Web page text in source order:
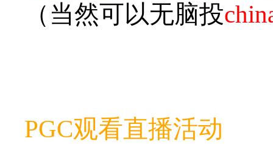
（当然可以无脑投
PGC观看直播活动